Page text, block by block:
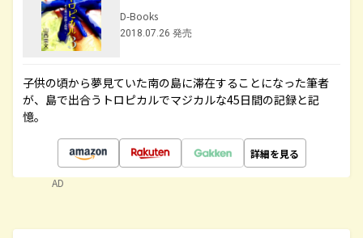
D-Books
2018.07.26 発売
子供の頃から夢見ていた南の島に滞在することになった筆者
が、島で出合うトロピカルでマジカルな45日間の記録と記
憶。
詳細を見る
AD